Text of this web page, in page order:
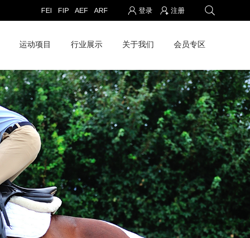
登录 注册
FEI FIP AEF ARF
运动项目 行业展示 关于我们 会员专区